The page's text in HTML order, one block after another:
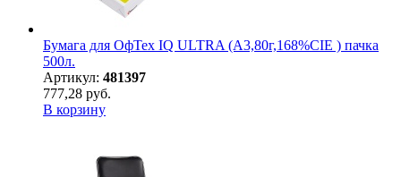
Бумага для ОфТех IQ ULTRA (А3,80г,168%CIE ) пачка
500л.
Артикул: 481397
777,28 руб.
В корзину